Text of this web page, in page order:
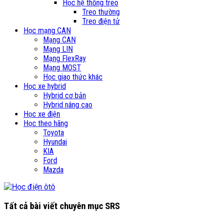
Học hệ thống treo
Treo thường
Treo điện tử
Học mạng CAN
Mạng CAN
Mạng LIN
Mạng FlexRay
Mạng MOST
Học giao thức khác
Học xe hybrid
Hybrid cơ bản
Hybrid nâng cao
Học xe điện
Học theo hãng
Toyota
Hyundai
KIA
Ford
Mazda
Tất cả bài viết chuyên mục SRS